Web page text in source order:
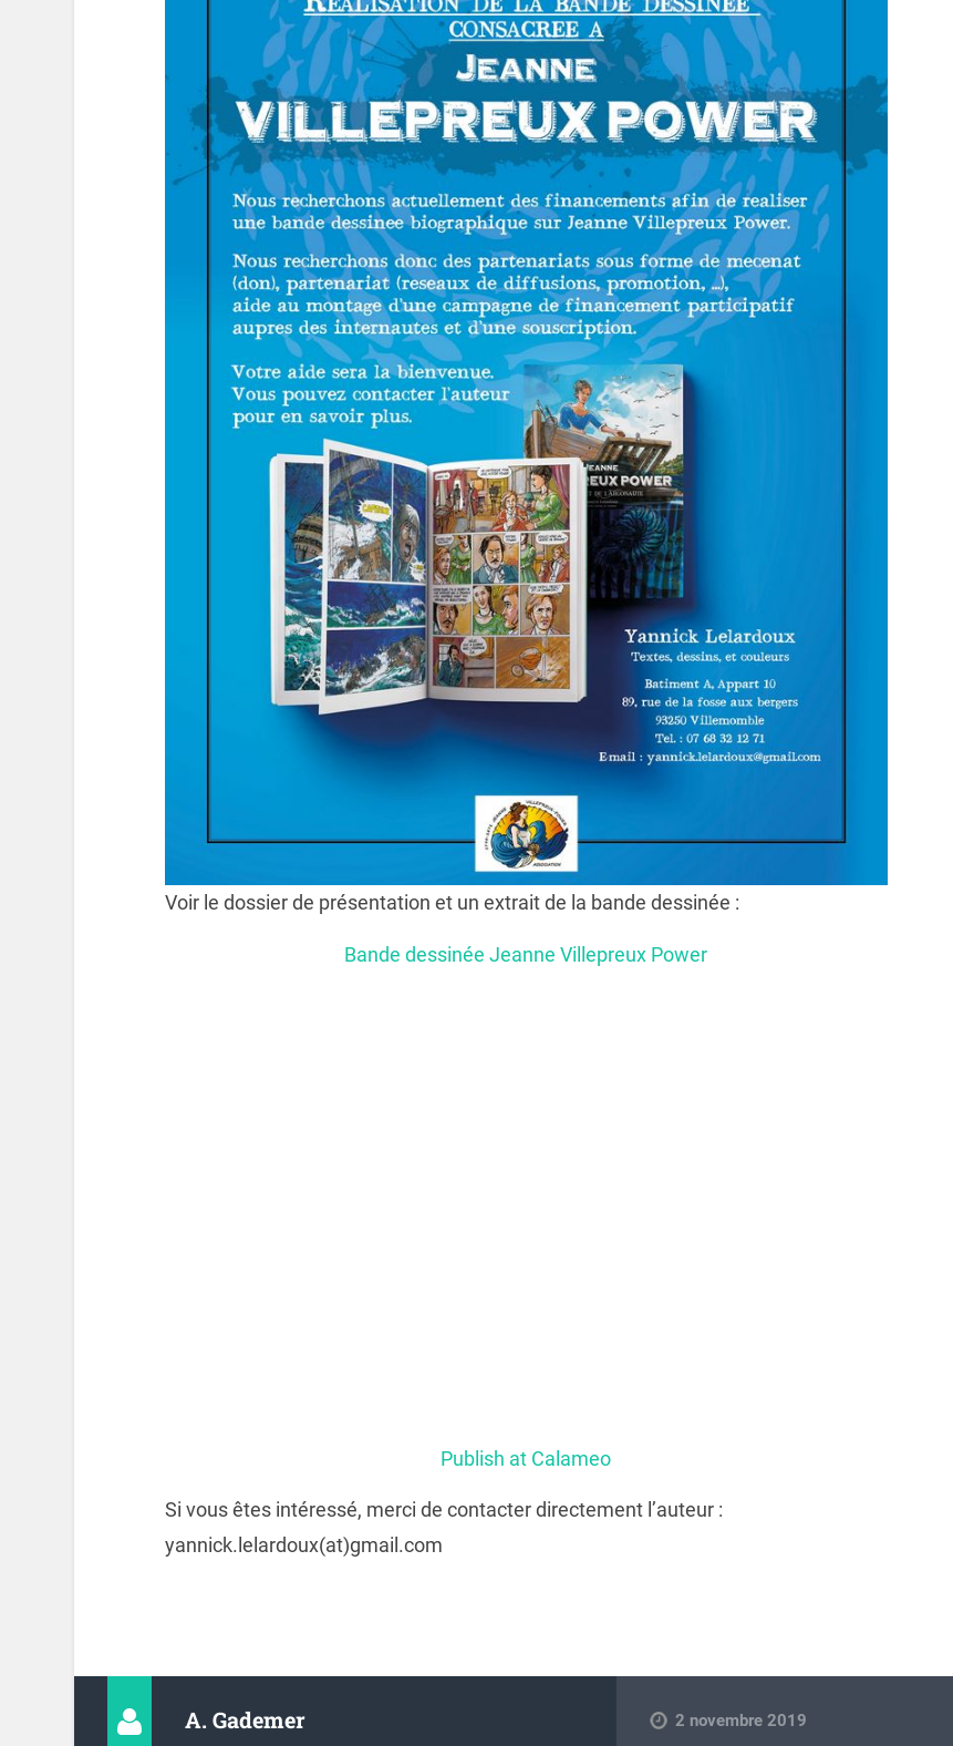
Voir le dossier de présentation et un extrait de la bande dessinée :
Bande dessinée Jeanne Villepreux Power
Publish at Calameo
Si vous êtes intéressé, merci de contacter directement l’auteur :
yannick.lelardoux(at)gmail.com
A. Gademer
2 novembre 2019